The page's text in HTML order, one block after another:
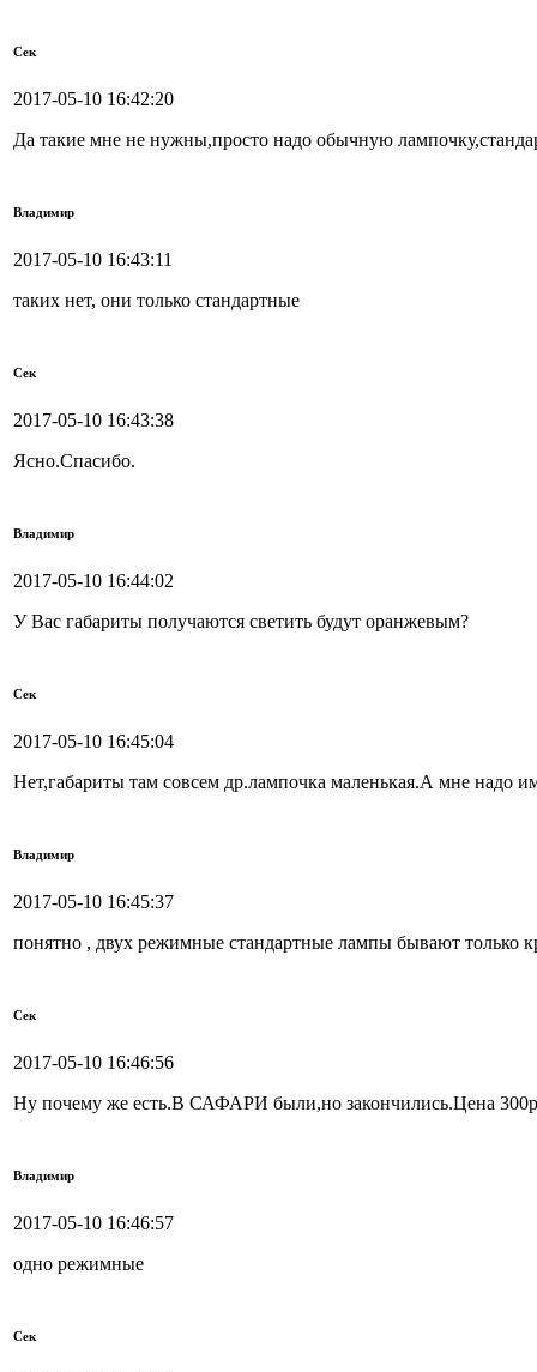
Сек
2017-05-10 16:42:20
Да такие мне не нужны,просто надо обычную
Владимир
2017-05-10 16:43:11
таких нет, они только стандартные
Сек
2017-05-10 16:43:38
Ясно.Спасибо.
Владимир
2017-05-10 16:44:02
У Вас габариты получаются светить будут оранжевым?
Сек
2017-05-10 16:45:04
Нет,габариты там совсем др.лампочка маленькая.А мне надо
Владимир
2017-05-10 16:45:37
понятно , двух режимные стандартные лампы бывают только
Сек
2017-05-10 16:46:56
Ну почему же есть.В САФАРИ были,но закончились.Цена
Владимир
2017-05-10 16:46:57
одно режимные
Сек